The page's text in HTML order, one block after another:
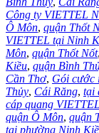
Công ty VIETTEL
Ô Môn, quận Thốt
VIETTEL tại Ninh
Môn, quận Thốt Nốt,
Kiều, quận Bình
Cần Thơ, Gói cước
Thủy, Cái Răng, tại
cáp quang
quận Ô Môn, quận
tại phường Ninh